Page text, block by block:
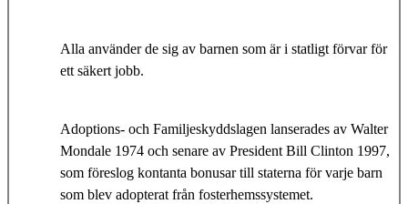
Alla använder de sig av barnen som är i statligt förvar för
ett säkert jobb.
Adoptions- och Familjeskyddslagen lanserades av Walter
Mondale 1974 och senare av President Bill Clinton 1997,
som föreslog kontanta bonusar till staterna för varje barn
som blev adopterat från fosterhemssystemet.